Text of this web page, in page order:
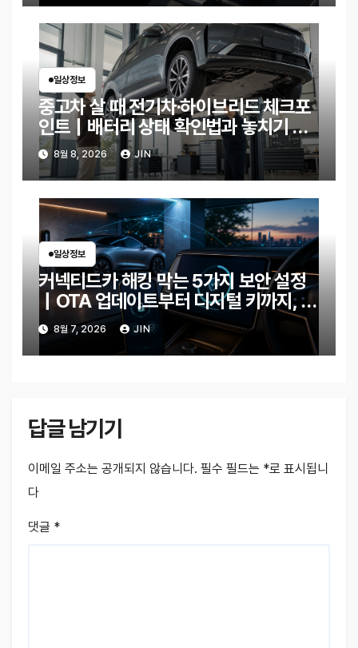
일상정보
중고차 살 때 전기차·하이브리드 체크포
인트｜배터리 상태 확인법과 놓치기 쉬
운 위험 신호
8월 8, 2026 JIN
일상정보
커넥티드카 해킹 막는 5가지 보안 설정
｜OTA 업데이트부터 디지털 키까지, 지
금 확인할 것은?
8월 7, 2026 JIN
답글 남기기
이메일 주소는 공개되지 않습니다. 필수 필드는 *로 표시됩니
다
댓글 *